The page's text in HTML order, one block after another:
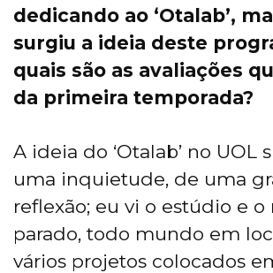
dedicando ao ‘Otalab’,
surgiu a ideia deste
quais são as avaliações
da primeira temporada?
A ideia do ‘Otalab’ no UOL
uma inquietude, de uma
reflexão; eu vi o estúdio e
parado, todo mundo em
vários projetos colocados